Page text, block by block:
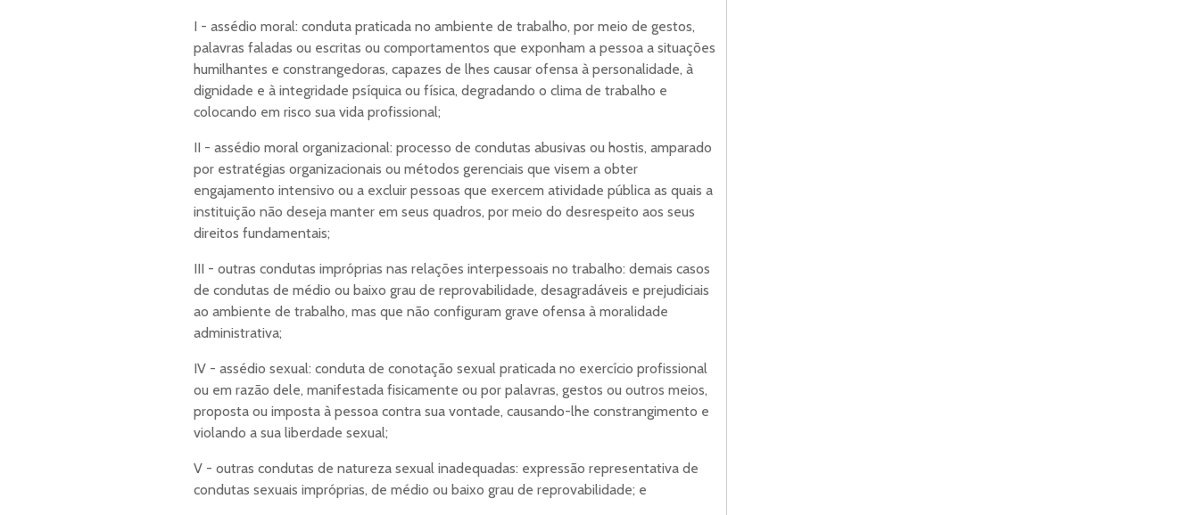
I - assédio moral: conduta praticada no ambiente de trabalho, por meio de gestos,
palavras faladas ou escritas ou comportamentos que exponham a pessoa a situações
humilhantes e constrangedoras, capazes de lhes causar ofensa à personalidade, à
dignidade e à integridade psíquica ou física, degradando o clima de trabalho e
colocando em risco sua vida profissional;
II - assédio moral organizacional: processo de condutas abusivas ou hostis, amparado
por estratégias organizacionais ou métodos gerenciais que visem a obter
engajamento intensivo ou a excluir pessoas que exercem atividade pública as quais a
instituição não deseja manter em seus quadros, por meio do desrespeito aos seus
direitos fundamentais;
III - outras condutas impróprias nas relações interpessoais no trabalho: demais casos
de condutas de médio ou baixo grau de reprovabilidade, desagradáveis e prejudiciais
ao ambiente de trabalho, mas que não configuram grave ofensa à moralidade
administrativa;
IV - assédio sexual: conduta de conotação sexual praticada no exercício profissional
ou em razão dele, manifestada fisicamente ou por palavras, gestos ou outros meios,
proposta ou imposta à pessoa contra sua vontade, causando-lhe constrangimento e
violando a sua liberdade sexual;
V - outras condutas de natureza sexual inadequadas: expressão representativa de
condutas sexuais impróprias, de médio ou baixo grau de reprovabilidade; e